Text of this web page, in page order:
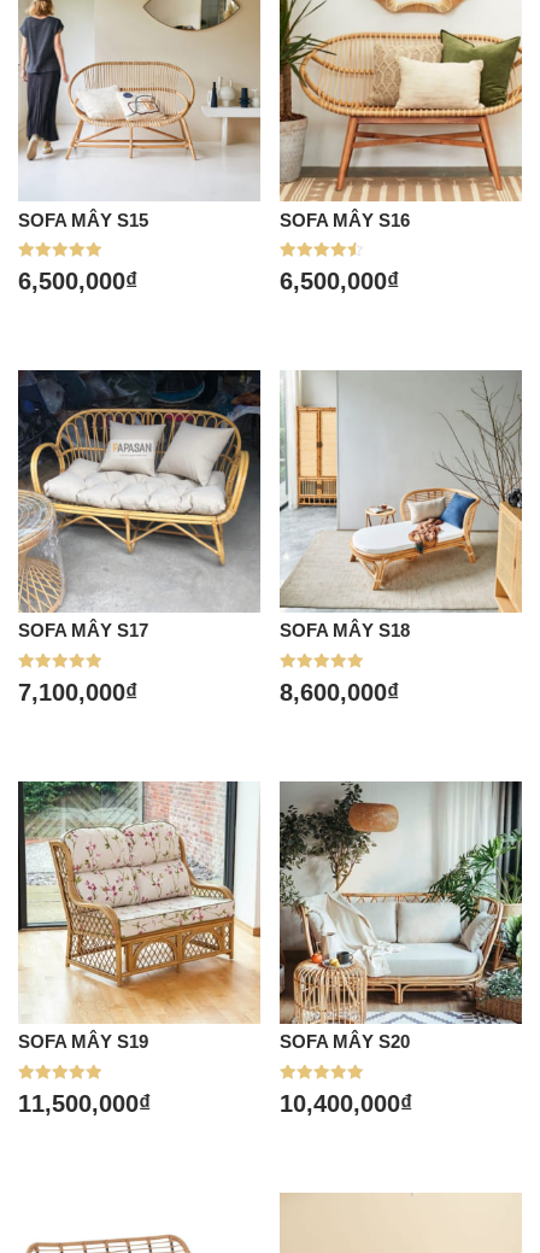
SOFA MÂY S15
Được xếp
hạng
6,500,000₫
SOFA MÂY S16
Được xếp
hạng
6,500,000₫
SOFA MÂY S17
Được xếp
hạng
7,100,000₫
SOFA MÂY S18
Được xếp
hạng
8,600,000₫
SOFA MÂY S19
Được xếp
hạng
11,500,000₫
SOFA MÂY S20
Được xếp
hạng
10,400,000₫